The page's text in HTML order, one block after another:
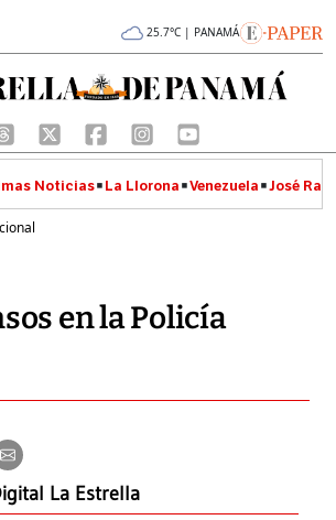
25.7°C | PANAMÁ
Noticias La Llorona Venezuela José
en la Policía
La Estrella